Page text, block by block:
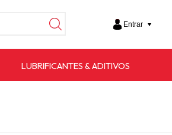
Entrar
LUBRIFICANTES & ADITIVOS